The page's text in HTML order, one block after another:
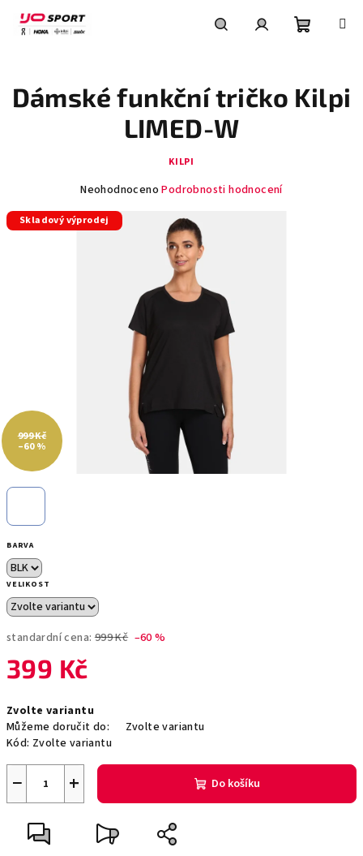
obsah
košík
BARVA
VELIKOST
standardní cena: 999 Kč –60 %
399 Kč
cena:
Zvolte variantu
Můžeme doručit do:
Zvolte variantu
Kód: Zvolte variantu
+
− Do košíku
Dámské funkční tričko Kilpi
LIMED-W
KILPI
Průměrné
produktu
hvězdiček.
Neohodnoceno Podrobnosti hodnocení
Skladový výprodej
999 Kč
–60 %